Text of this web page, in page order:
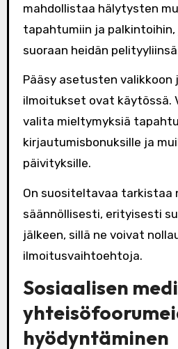
mahdollistaa hälytysten
tapahtumiin ja
suoraan heidän
Pääsy asetusten
ilmoitukset ovat käytössä.
valita mieltymyksiä
kirjautumisbonuksille ja
päivityksille.
On suositeltavaa tarkistaa
säännöllisesti, erityisesti
jälkeen, sillä ne voivat
ilmoitusvaihtoehtoja.
Sosiaalisen
hyödyntäminen